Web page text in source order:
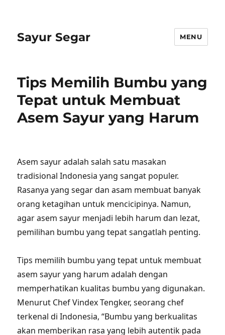
Sayur Segar MENU
Tips Memilih Bumbu yang
Tepat untuk Membuat
Asem Sayur yang Harum
Asem sayur adalah salah satu masakan
tradisional Indonesia yang sangat populer.
Rasanya yang segar dan asam membuat banyak
orang ketagihan untuk mencicipinya. Namun,
agar asem sayur menjadi lebih harum dan lezat,
pemilihan bumbu yang tepat sangatlah penting.
Tips memilih bumbu yang tepat untuk membuat
asem sayur yang harum adalah dengan
memperhatikan kualitas bumbu yang digunakan.
Menurut Chef Vindex Tengker, seorang chef
terkenal di Indonesia, “Bumbu yang berkualitas
akan memberikan rasa yang lebih autentik pada